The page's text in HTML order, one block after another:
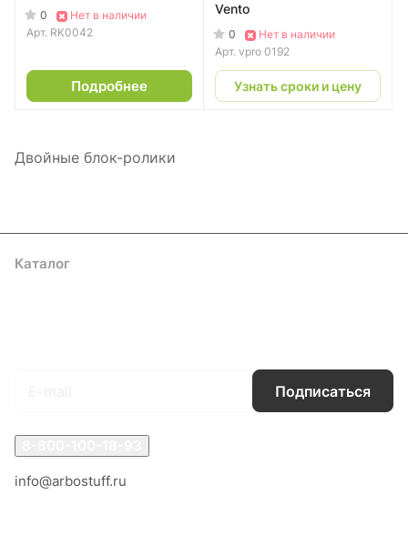
0
Нет в наличии
Арт. RK0042
Подробнее
Vento
0
Нет в наличии
Арт. vpro 0192
Узнать сроки и цену
Двойные блок-ролики
Каталог
Подписаться
info@arbostuff.ru